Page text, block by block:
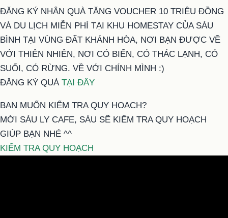
ĐĂNG KÝ NHẬN QUÀ TẶNG VOUCHER 10 TRIỆU ĐỒNG
VÀ DU LỊCH MIỄN PHÍ TẠI KHU HOMESTAY CỦA SÁU
BÌNH TẠI VÙNG ĐẤT KHÁNH HÒA, NƠI BẠN ĐƯỢC VỀ
VỚI THIÊN NHIÊN, NƠI CÓ BIỂN, CÓ THÁC LẠNH, CÓ
SUỐI, CÓ RỪNG. VỀ VỚI CHÍNH MÌNH :)
ĐĂNG KÝ QUÀ TẠI ĐÂY
BẠN MUỐN KIỂM TRA QUY HOẠCH?
MỜI SÁU LY CAFE, SÁU SẼ KIỂM TRA QUY HOẠCH
GIÚP BẠN NHÉ ^^
KIỂM TRA QUY HOẠCH